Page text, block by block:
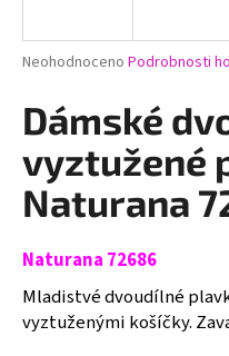
Průměrné
produktu
je
z
5
hvězdiček.
Neohodnoceno Podrobnosti
Dámské
vyztužené
Naturana
Naturana 72686
Mladistvé dvoudílné
vyztuženými košíčky.
j
t
?
HLEDAT